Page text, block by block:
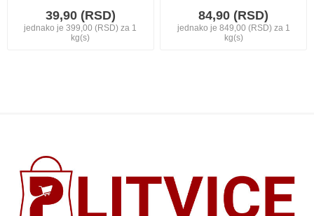
39,90 (RSD)
jednako je 399,00 (RSD) za 1
kg(s)
84,90 (RSD)
jednako je 849,00 (RSD) za 1
kg(s)